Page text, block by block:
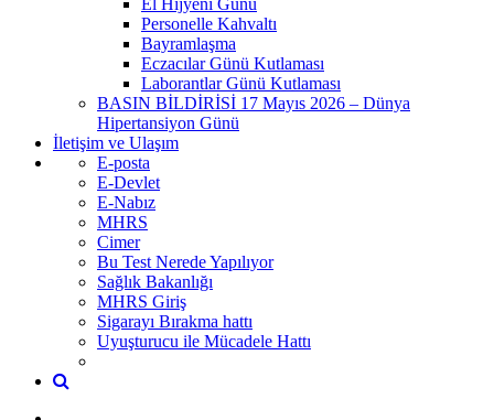
Personelle Kahvaltı
Bayramlaşma
Eczacılar Günü Kutlaması
Laborantlar Günü Kutlaması
BASIN BİLDİRİSİ 17 Mayıs 2026 – Dünya
Hipertansiyon Günü
İletişim ve Ulaşım
E-posta
E-Devlet
E-Nabız
MHRS
Cimer
Bu Test Nerede Yapılıyor
Sağlık Bakanlığı
MHRS Giriş
Sigarayı Bırakma hattı
Uyuşturucu ile Mücadele Hattı